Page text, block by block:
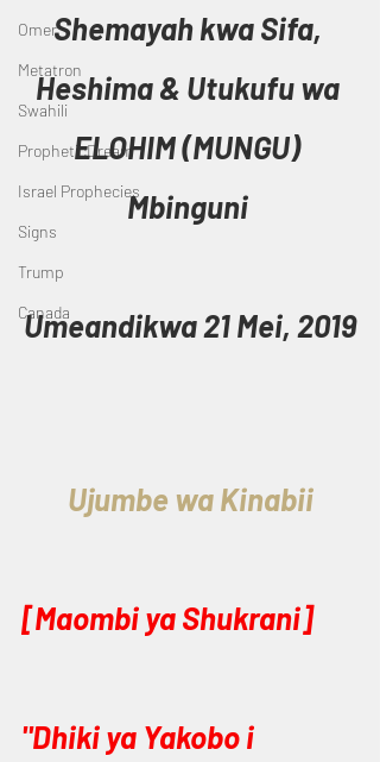
Omer
Metatron
Swahili
PropheticDream
Israel Prophecies
Signs
Trump
Canada
Shemayah kwa Sifa,
Heshima & Utukufu wa
ELOHIM (MUNGU)
Mbinguni
Umeandikwa 21 Mei, 2019
Ujumbe wa Kinabii
[Maombi ya Shukrani]
"Dhiki ya Yakobo i